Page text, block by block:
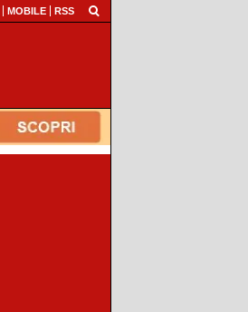
MOBILE RSS